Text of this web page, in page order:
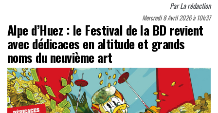
ParLa rédaction
Mercredi 8 Avril 2026 à 10h37
Alpe d’Huez : le Festival de la BD revient
avec dédicaces en altitude et grands
noms du neuvième art